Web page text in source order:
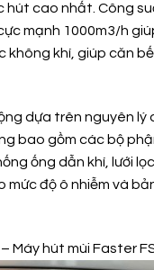
hút cao nhất. Công
mạnh 1000m3/h
không khí, giúp căn
dựa trên nguyên lý
bao gồm các bộ
ống dẫn khí, lưới
mức độ ô nhiễm và
Máy hút mùi Faster